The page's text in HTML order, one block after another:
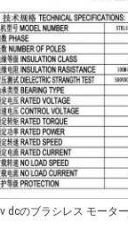
dcのブラシレス モーター